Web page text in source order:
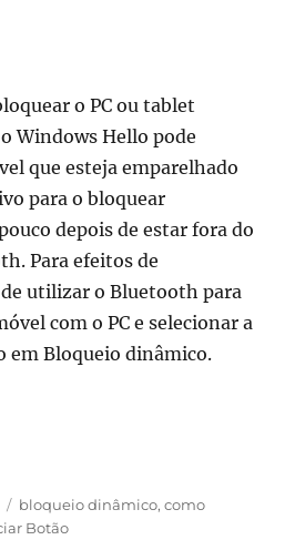
o PC ou tablet
Windows Hello pode
que esteja emparelhado
para o bloquear
depois de estar fora do
Para efeitos de
utilizar o Bluetooth para
com o PC e selecionar a
em Bloqueio dinâmico.
utilizar o bloqueio dinâmico
Etiquetas
bloqueio dinâmico,como
Botão